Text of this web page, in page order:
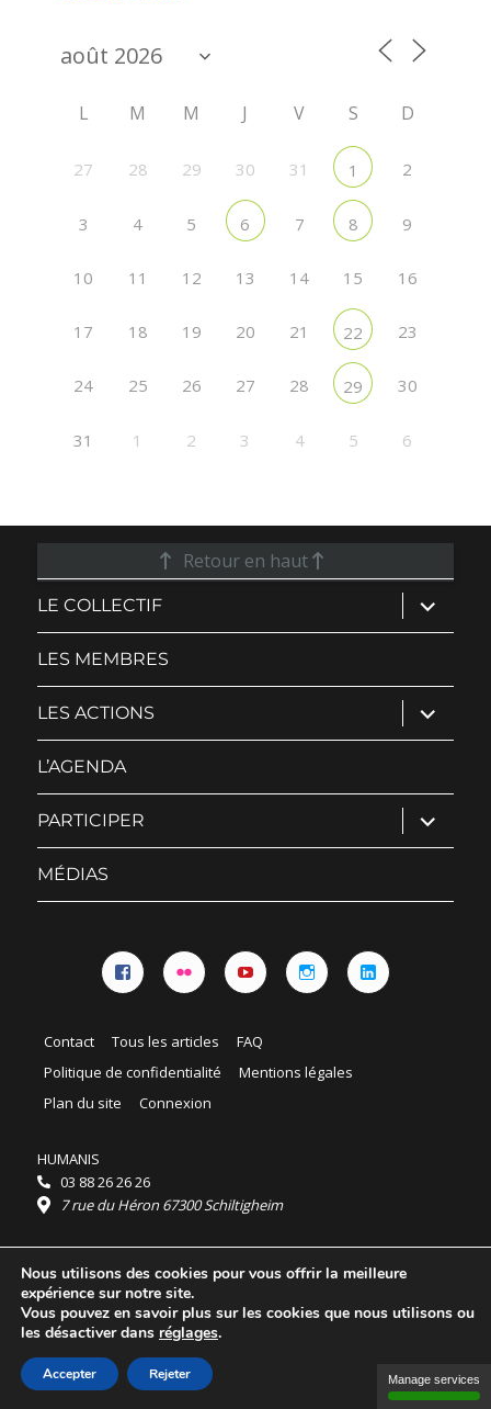
L M M J V S D
27 28 29 30 31 1 2
3 4 5 6 7 8 9
10 11 12 13 14 15 16
17 18 19 20 21 22 23
24 25 26 27 28 29 30
31 1 2 3 4 5 6
Retour en haut
LE COLLECTIF ouvrir
le
sous-
LES MEMBRES
LES ACTIONS ouvrir
le
sous-
L’AGENDA
PARTICIPER ouvrir
le
sous-
MÉDIAS
Contact Tous les articles
FAQ
Politique de confidentialité
Mentions légales
Plan du site
Connexion
HUMANIS
03 88 26 26 26
7 rue du Héron 67300 Schiltigheim
Horaires :
HUMANIS : du lundi au vendredi 9h - 18h
Ordidocaz : du lundi au vendredi 8h - 19h
© 2025 HUMANIS, tous droits réservés.
Licence Creative Commons Attribution 4.0
International
Nous utilisons des cookies pour vous offrir la meilleure
expérience sur notre site.
Vous pouvez en savoir plus sur les cookies que nous utilisons ou
les désactiver dans réglages.
Accepter Rejeter Manage services